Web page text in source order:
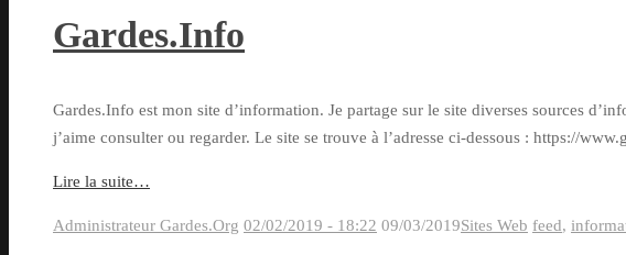
Gardes.Info
Gardes.Info est mon site d’information. Je partage sur le site diverses sources
j’aime consulter ou regarder. Le site se trouve à l’adresse ci-dessous : https://
Lire la suite…
Administrateur Gardes.Org 02/02/2019 - 18:22 09/03/2019Sites Web feed,